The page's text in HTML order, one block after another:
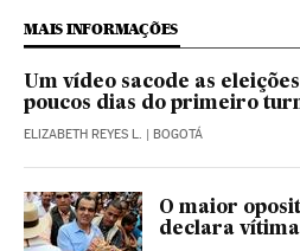
MAIS INFORMAÇÕES
Um vídeo sacode as
poucos dias do primeiro
ELIZABETH REYES L. | BOGOTÁ
O maior
declara